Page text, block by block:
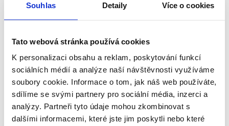
Souhlas Detaily Více o cookies
Tato webová stránka používá cookies
K personalizaci obsahu a reklam, poskytování funkcí
sociálních médií a analýze naší návštěvnosti využíváme
soubory cookie. Informace o tom, jak náš web používáte,
sdílíme se svými partnery pro sociální média, inzerci a
analýzy. Partneři tyto údaje mohou zkombinovat s
dalšími informacemi, které jste jim poskytli nebo které
OTEVÍRACÍ DOBA
Kdy nás můžete navštívit?
8:30 - 17:00
Po–Pá:
ZAVŘENO
So, Ne: